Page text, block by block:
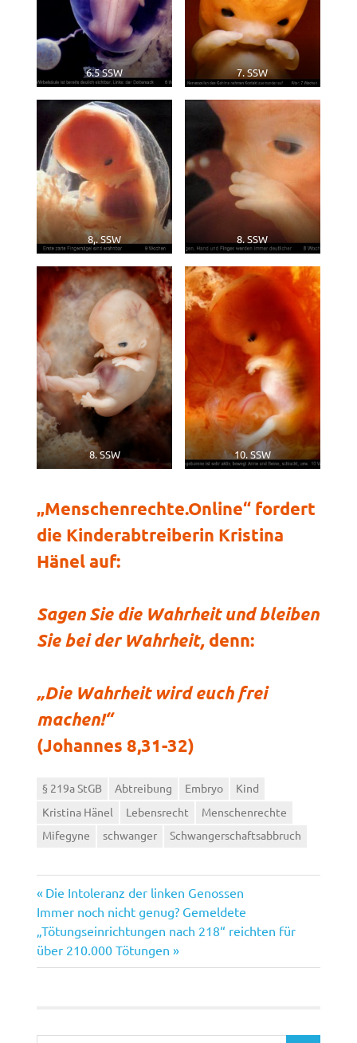
6.5 SSW 7. SSW
8,. SSW 8. SSW
8. SSW 10. SSW
„Menschenrechte.Online“ fordert
die Kinderabtreiberin Kristina
Hänel auf:
Sagen Sie die Wahrheit und bleiben
Sie bei der Wahrheit, denn:
„Die Wahrheit wird euch frei
machen!“
(Johannes 8,31-32)
§ 219a StGB Abtreibung Embryo
Kind
Kristina Hänel
Lebensrecht
Menschenrechte
Mifegyne
schwanger Schwangerschaftsabbruch
Beitragsnavigation
Vorheriger
Beitrag:
Die Intoleranz der linken Genossen
Nächster
Beitrag:
Immer noch nicht genug? Gemeldete
„Tötungseinrichtungen nach 218“ reichten für
über 210.000 Tötungen